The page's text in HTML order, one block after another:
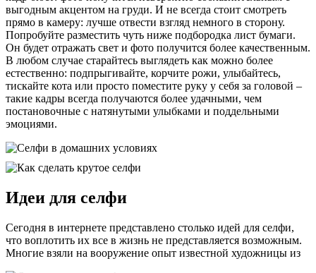
выгодным акцентом на груди. И не всегда стоит смотреть
прямо в камеру: лучше отвести взгляд немного в сторону.
Попробуйте разместить чуть ниже подбородка лист бумаги.
Он будет отражать свет и фото получится более качественным.
В любом случае старайтесь выглядеть как можно более
естественно: подпрыгивайте, корчите рожи, улыбайтесь,
тискайте кота или просто поместите руку у себя за головой –
такие кадры всегда получаются более удачными, чем
постановочные с натянутыми улыбками и поддельными
эмоциями.
Идеи для селфи
Сегодня в интернете представлено столько идей для селфи,
что воплотить их все в жизнь не представляется возможным.
Многие взяли на вооружение опыт известной художницы из